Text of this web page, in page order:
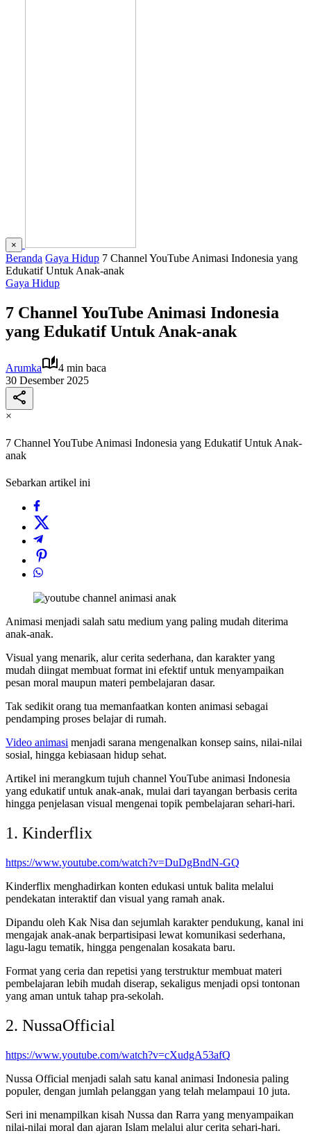
×
Beranda Gaya Hidup 7 Channel YouTube Animasi Indonesia yang
Edukatif Untuk Anak-anak
Gaya Hidup
7 Channel YouTube Animasi Indonesia
yang Edukatif Untuk Anak-anak
Arumka
4 min baca
30 Desember 2025
×
7 Channel YouTube Animasi Indonesia yang Edukatif Untuk Anak-
anak
Sebarkan artikel ini
Animasi menjadi salah satu medium yang paling mudah diterima
anak-anak.
Visual yang menarik, alur cerita sederhana, dan karakter yang
mudah diingat membuat format ini efektif untuk menyampaikan
pesan moral maupun materi pembelajaran dasar.
Tak sedikit orang tua memanfaatkan konten animasi sebagai
pendamping proses belajar di rumah.
Video animasi menjadi sarana mengenalkan konsep sains, nilai-nilai
sosial, hingga kebiasaan hidup sehat.
Artikel ini merangkum tujuh channel YouTube animasi Indonesia
yang edukatif untuk anak-anak, mulai dari tayangan berbasis cerita
hingga penjelasan visual mengenai topik pembelajaran sehari-hari.
1. Kinderflix
https://www.youtube.com/watch?v=DuDgBndN-GQ
Kinderflix menghadirkan konten edukasi untuk balita melalui
pendekatan interaktif dan visual yang ramah anak.
Dipandu oleh Kak Nisa dan sejumlah karakter pendukung, kanal ini
mengajak anak-anak berpartisipasi lewat komunikasi sederhana,
lagu-lagu tematik, hingga pengenalan kosakata baru.
Format yang ceria dan repetisi yang terstruktur membuat materi
pembelajaran lebih mudah diserap, sekaligus menjadi opsi tontonan
yang aman untuk tahap pra-sekolah.
2. NussaOfficial
https://www.youtube.com/watch?v=cXudgA53afQ
Nussa Official menjadi salah satu kanal animasi Indonesia paling
populer, dengan jumlah pelanggan yang telah melampaui 10 juta.
Seri ini menampilkan kisah Nussa dan Rarra yang menyampaikan
nilai-nilai moral dan ajaran Islam melalui alur cerita sehari-hari.